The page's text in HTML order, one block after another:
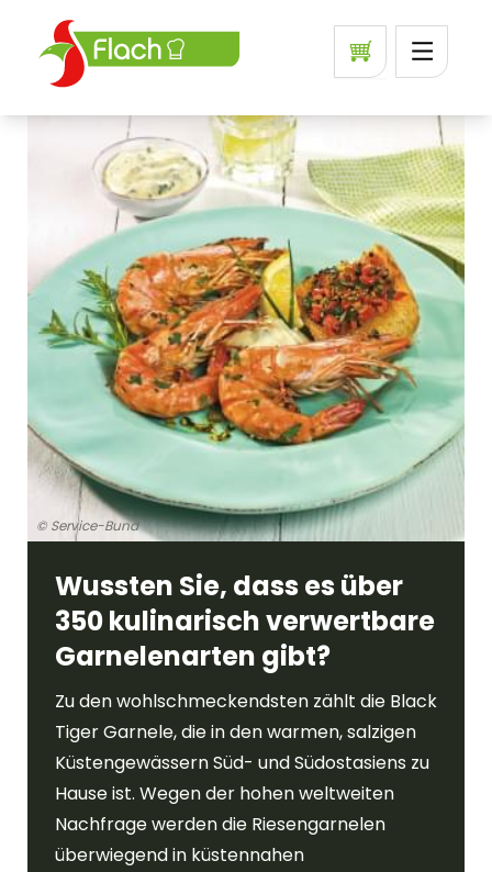
© Service-Bund
Wussten Sie, dass es über
350 kulinarisch verwertbare
Garnelenarten gibt?
Zu den wohlschmeckendsten zählt die Black
Tiger Garnele, die in den warmen, salzigen
Küstengewässern Süd- und Südostasiens zu
Hause ist. Wegen der hohen weltweiten
Nachfrage werden die Riesengarnelen
überwiegend in küstennahen